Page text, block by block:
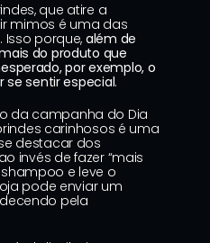
que atire a
mimos é uma das
porque, além de
do produto que
por exemplo, o
se sentir especial.
da campanha do Dia
carinhosos é uma
destacar dos
invés de fazer “mais
shampoo e leve o
pode enviar um
pela